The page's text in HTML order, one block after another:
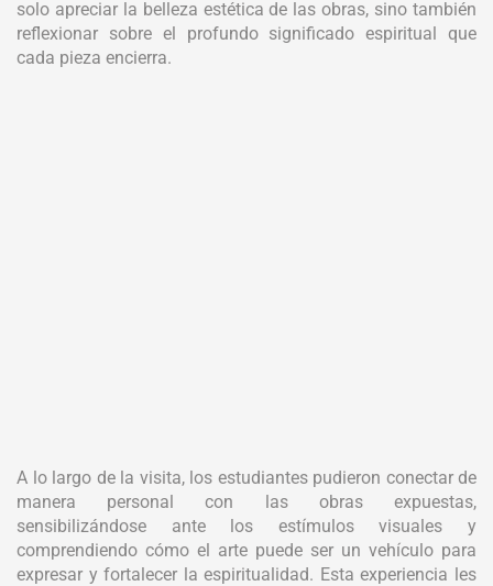
solo apreciar la belleza estética de las obras, sino también
reflexionar sobre el profundo significado espiritual que
cada pieza encierra.
A lo largo de la visita, los estudiantes pudieron conectar de
manera personal con las obras expuestas,
sensibilizándose ante los estímulos visuales y
comprendiendo cómo el arte puede ser un vehículo para
expresar y fortalecer la espiritualidad. Esta experiencia les